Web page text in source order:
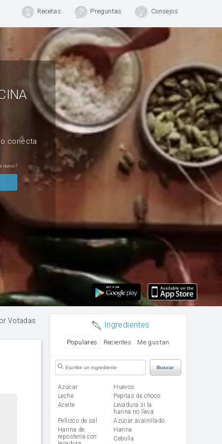
Recetas Preguntas Consejos
conecta
nuevo?
Votadas Ingredientes
Populares Recientes Me gustan
Buscar
Azúcar
huevos
leche
Pepitas de choco
aceite
Levadura si la
harina no lleva
Pellizco de sal
Azúcar avainillado
Harina de
reposteria con
harina
cebolla